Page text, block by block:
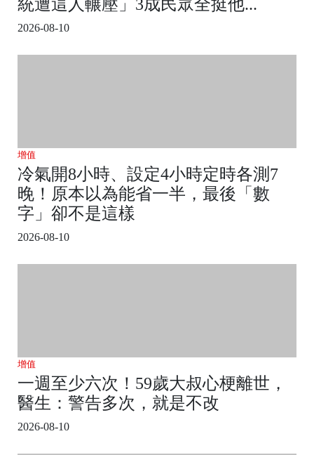
統遭這人輾壓」3成民眾全挺他...
2026-08-10
增值
冷氣開8小時、設定4小時定時各測7
晚！原本以為能省一半，最後「數
字」卻不是這樣
2026-08-10
增值
一週至少六次！59歲大叔心梗離世，
醫生：警告多次，就是不改
2026-08-10